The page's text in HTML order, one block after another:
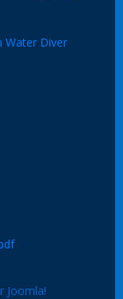
Water Diver
Joomla!